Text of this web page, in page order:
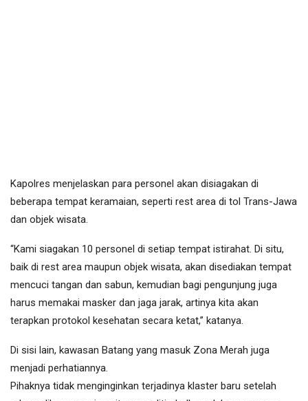
Kapolres menjelaskan para personel akan disiagakan di
beberapa tempat keramaian, seperti rest area di tol Trans-Jawa
dan objek wisata.
“Kami siagakan 10 personel di setiap tempat istirahat. Di situ,
baik di rest area maupun objek wisata, akan disediakan tempat
mencuci tangan dan sabun, kemudian bagi pengunjung juga
harus memakai masker dan jaga jarak, artinya kita akan
terapkan protokol kesehatan secara ketat,” katanya.
Di sisi lain, kawasan Batang yang masuk Zona Merah juga
menjadi perhatiannya.
Pihaknya tidak menginginkan terjadinya klaster baru setelah